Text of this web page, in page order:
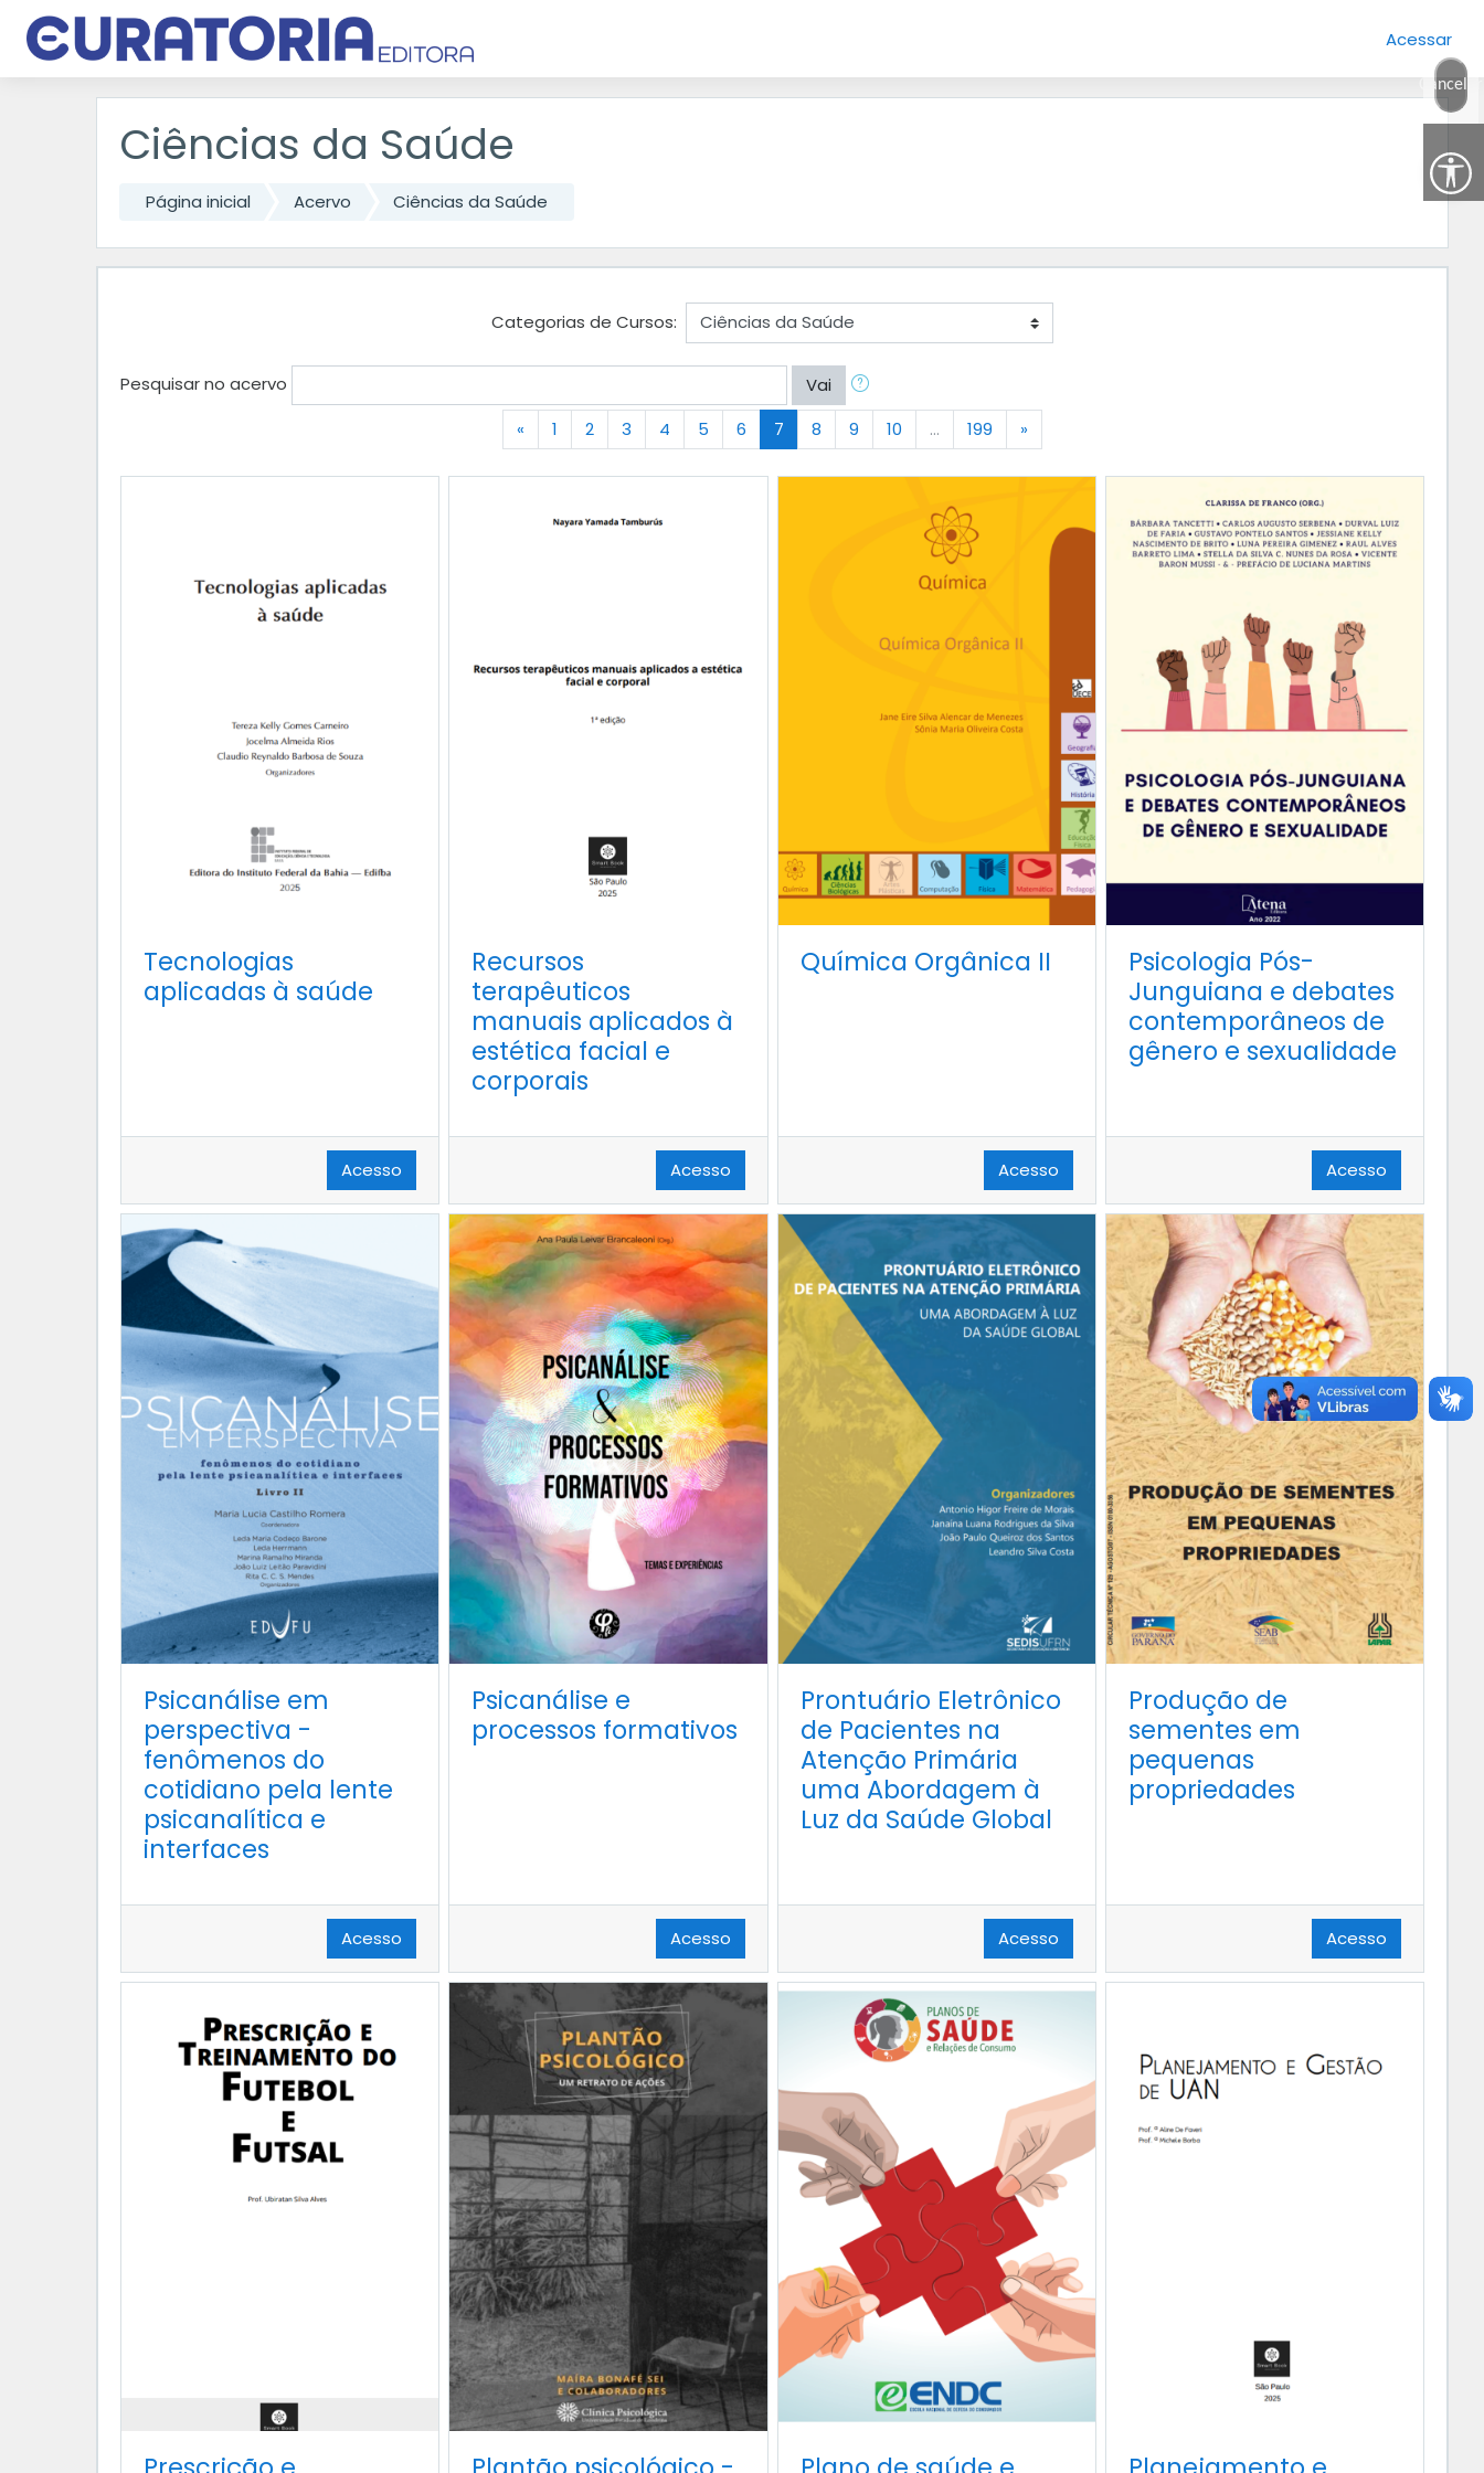
Acessar
Ir para o conteúdo principal
Ciências da Saúde
Página inicial Acervo Ciências da Saúde
Categorias de Cursos:
Pesquisar no acervo
Vai
« Anterior
1 2 3 4 5 6 7 (atual)
8 9 10 … 199 »
Tecnologias
aplicadas à saúde
Acesso
Recursos
terapêuticos
manuais aplicados à
estética facial e
corporais
Acesso
Química Orgânica II
Acesso
Psicologia Pós-
Junguiana e debates
contemporâneos de
gênero e sexualidade
Acesso
Psicanálise em
perspectiva -
fenômenos do
cotidiano pela lente
psicanalítica e
interfaces
Acesso
Psicanálise e
processos formativos
Acesso
Prontuário Eletrônico
de Pacientes na
Atenção Primária
uma Abordagem à
Luz da Saúde Global
Acesso
Produção de
sementes em
pequenas
propriedades
Acesso
Cancelar